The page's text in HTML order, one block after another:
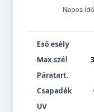
Napos idő
Eső esély
Max szél
Páratart.
Csapadék
UV